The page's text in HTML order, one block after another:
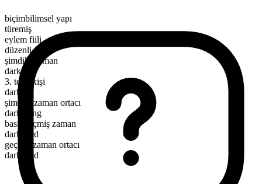
biçimbilimsel yapı
türemiş
eylem fiili
düzenli
şimdiki zaman
darken
3. tekil kişi
darkens
şimdiki zaman ortacı
darkening
basit geçmiş zaman
darkened
geçmiş zaman ortacı
darkened